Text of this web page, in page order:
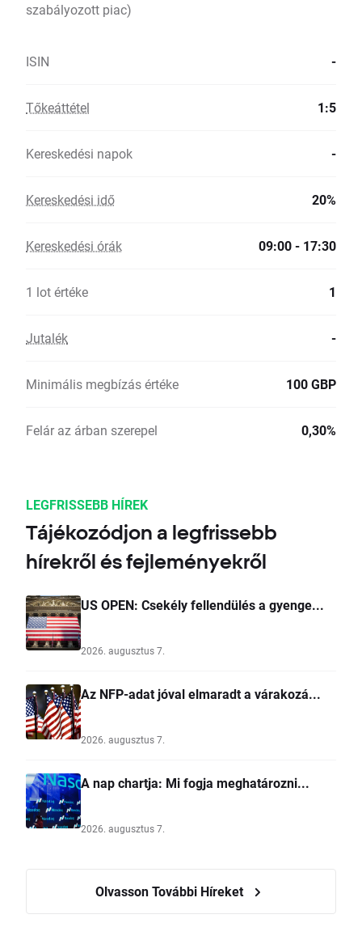
szabályozott piac)
ISIN -
Tőkeáttétel 1:5
Kereskedési napok -
Kereskedési idő 20%
Kereskedési órák 09:00 - 17:30
1 lot értéke 1
Jutalék -
Minimális megbízás értéke 100 GBP
Felár az árban szerepel 0,30%
LEGFRISSEBB HÍREK
Tájékozódjon a legfrissebb
hírekről és fejleményekről
US OPEN: Csekély fellendülés a gyenge...
2026. augusztus 7.
Az NFP-adat jóval elmaradt a várakozá...
2026. augusztus 7.
A nap chartja: Mi fogja meghatározni...
2026. augusztus 7.
Olvasson További Híreket